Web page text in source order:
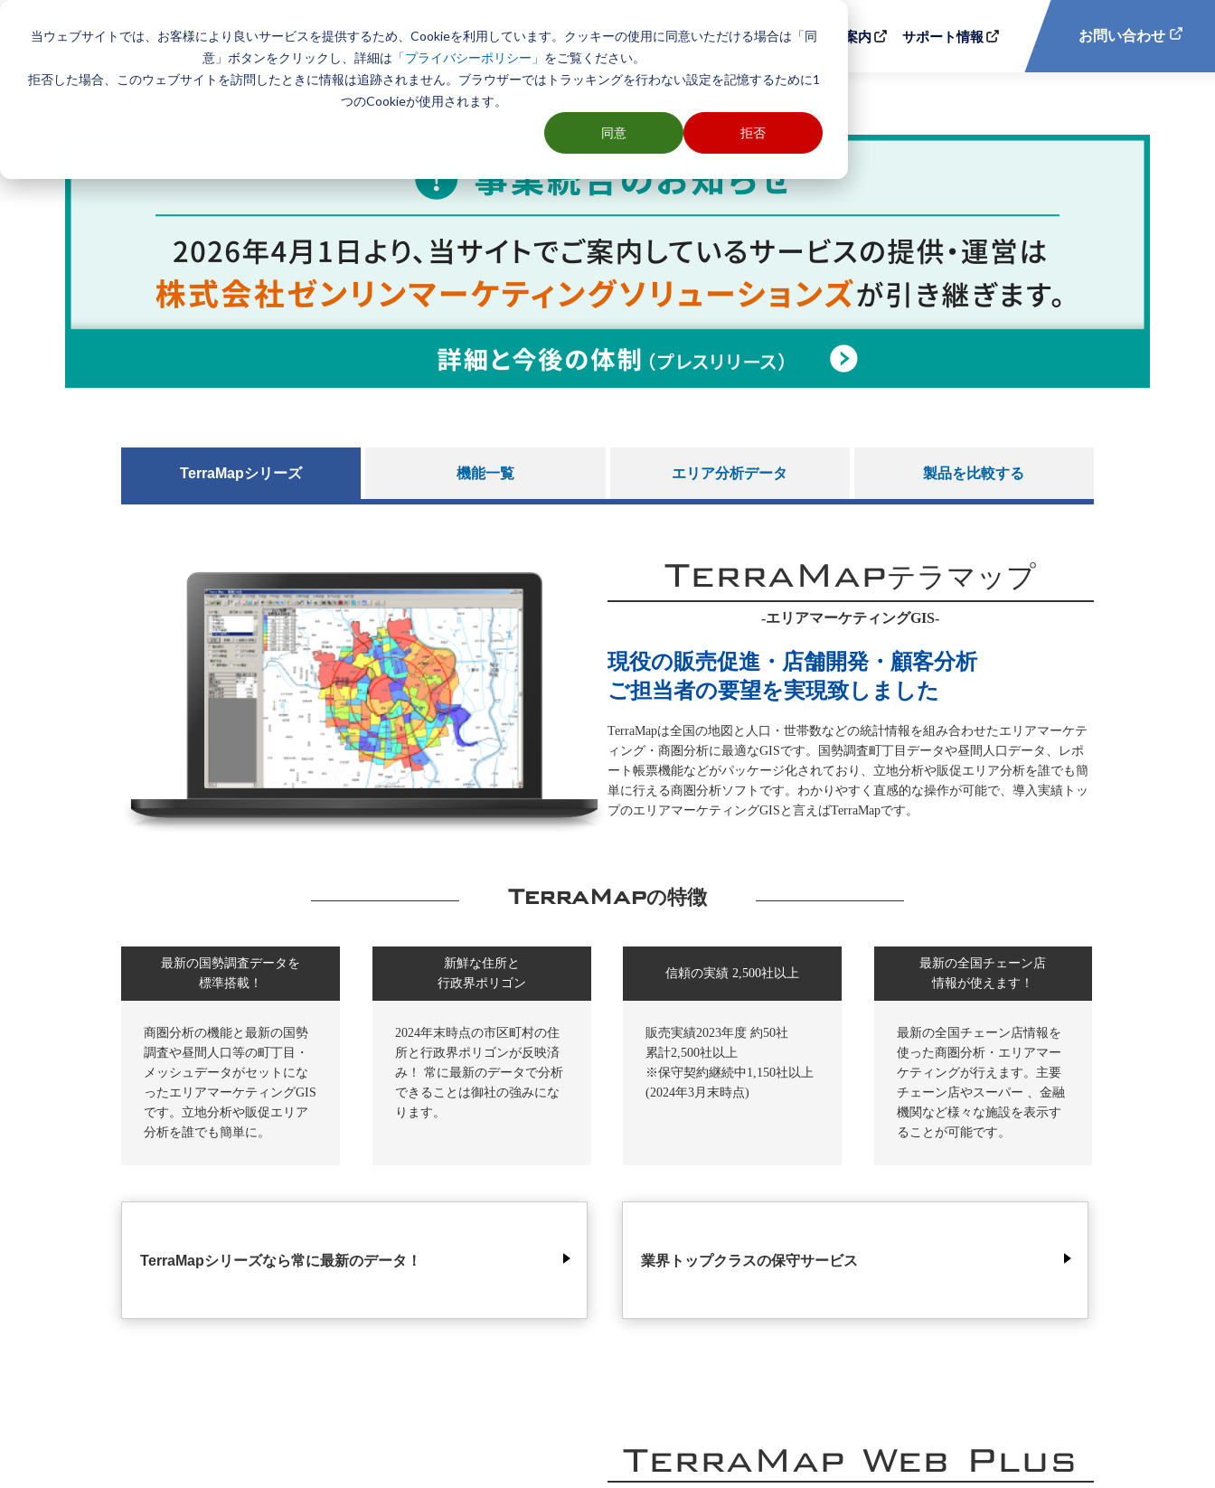
当ウェブサイトでは、お客様により良いサービスを提供するため、Cookieを利用しています。クッキーの使用に同意いただける場合は「同
意」ボタンをクリックし、詳細は 「プライバシーポリシー」 をご覧ください。
拒否した場合、このウェブサイトを訪問したときに情報は追跡されません。ブラウザーではトラッキングを行わない設定を記憶するために1
つのCookieが使用されます。
同意 拒否
初めての方へ 製品とサービス 導入事例 活用方法 会社案内 サポート情報 お問い合わせ
エリアマーケティングGISソフト TerraMapシリーズ
TerraMapシリーズ 機能一覧 エリア分析データ 製品を比較する
TerraMapテラマップ
-エリアマーケティングGIS-
現役の販売促進・店舗開発・顧客分析
ご担当者の要望を実現致しました
TerraMapは全国の地図と人口・世帯数などの統計情報を組み合わせたエリアマーケテ
ィング・商圏分析に最適なGISです。国勢調査町丁目データや昼間人口データ、レポ
ート帳票機能などがパッケージ化されており、立地分析や販促エリア分析を誰でも簡
単に行える商圏分析ソフトです。わかりやすく直感的な操作が可能で、導入実績トッ
プのエリアマーケティングGISと言えばTerraMapです。
TerraMapの特徴
最新の国勢調査データを
標準搭載！
商圏分析の機能と最新の国勢
調査や昼間人口等の町丁目・
メッシュデータがセットにな
ったエリアマーケティングGIS
です。立地分析や販促エリア
分析を誰でも簡単に。
新鮮な住所と
行政界ポリゴン
2024年末時点の市区町村の住
所と行政界ポリゴンが反映済
み！ 常に最新のデータで分析
できることは御社の強みにな
ります。
信頼の実績 2,500社以上
販売実績2023年度 約50社
累計2,500社以上
※保守契約継続中1,150社以上
(2024年3月末時点)
最新の全国チェーン店
情報が使えます！
最新の全国チェーン店情報を
使った商圏分析・エリアマー
ケティングが行えます。主要
チェーン店やスーパー 、金融
機関など様々な施設を表示す
ることが可能です。
TerraMapシリーズなら常に最新のデータ！ 業界トップクラスの保守サービス
TerraMap Web Plus